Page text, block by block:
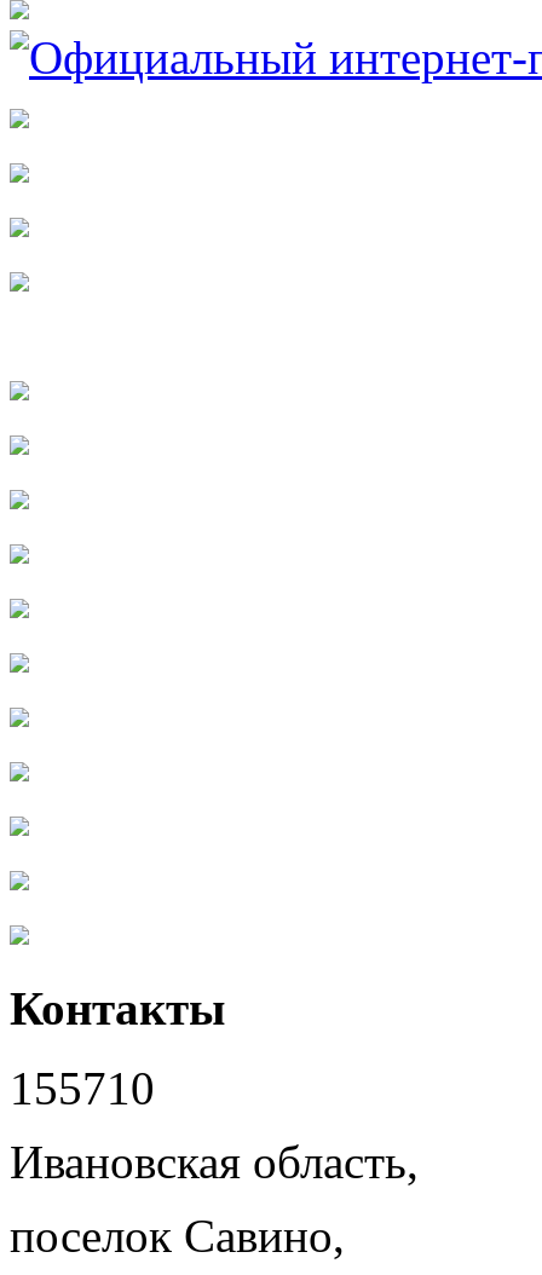
Контакты
155710
Ивановская область,
поселок Савино,